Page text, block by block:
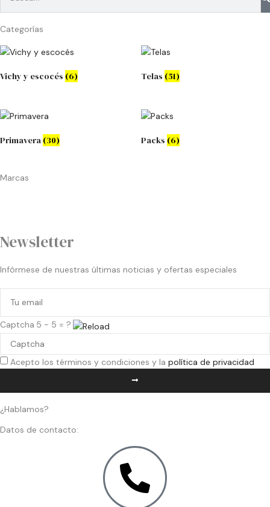
Categorías
Vichy y escocés (6) Telas (51)
Primavera (30) Packs (6)
Marcas
Newsletter
Infórmese de nuestras últimas noticias y ofertas especiales
Captcha 5 - 5 = ?
Acepto los términos y condiciones y la política de privacidad
¿Hablamos?
Datos de contacto: